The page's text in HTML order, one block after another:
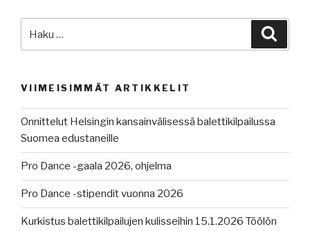
VIIMEISIMMÄT ARTIKKELIT
Onnittelut Helsingin kansainvälisessä balettikilpailussa
Suomea edustaneille
Pro Dance -gaala 2026, ohjelma
Pro Dance -stipendit vuonna 2026
Kurkistus balettikilpailujen kulisseihin 15.1.2026 Töölön